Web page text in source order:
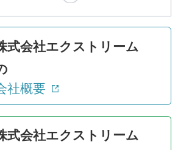
式会社エクストリーム
社概要
式会社エクストリーム